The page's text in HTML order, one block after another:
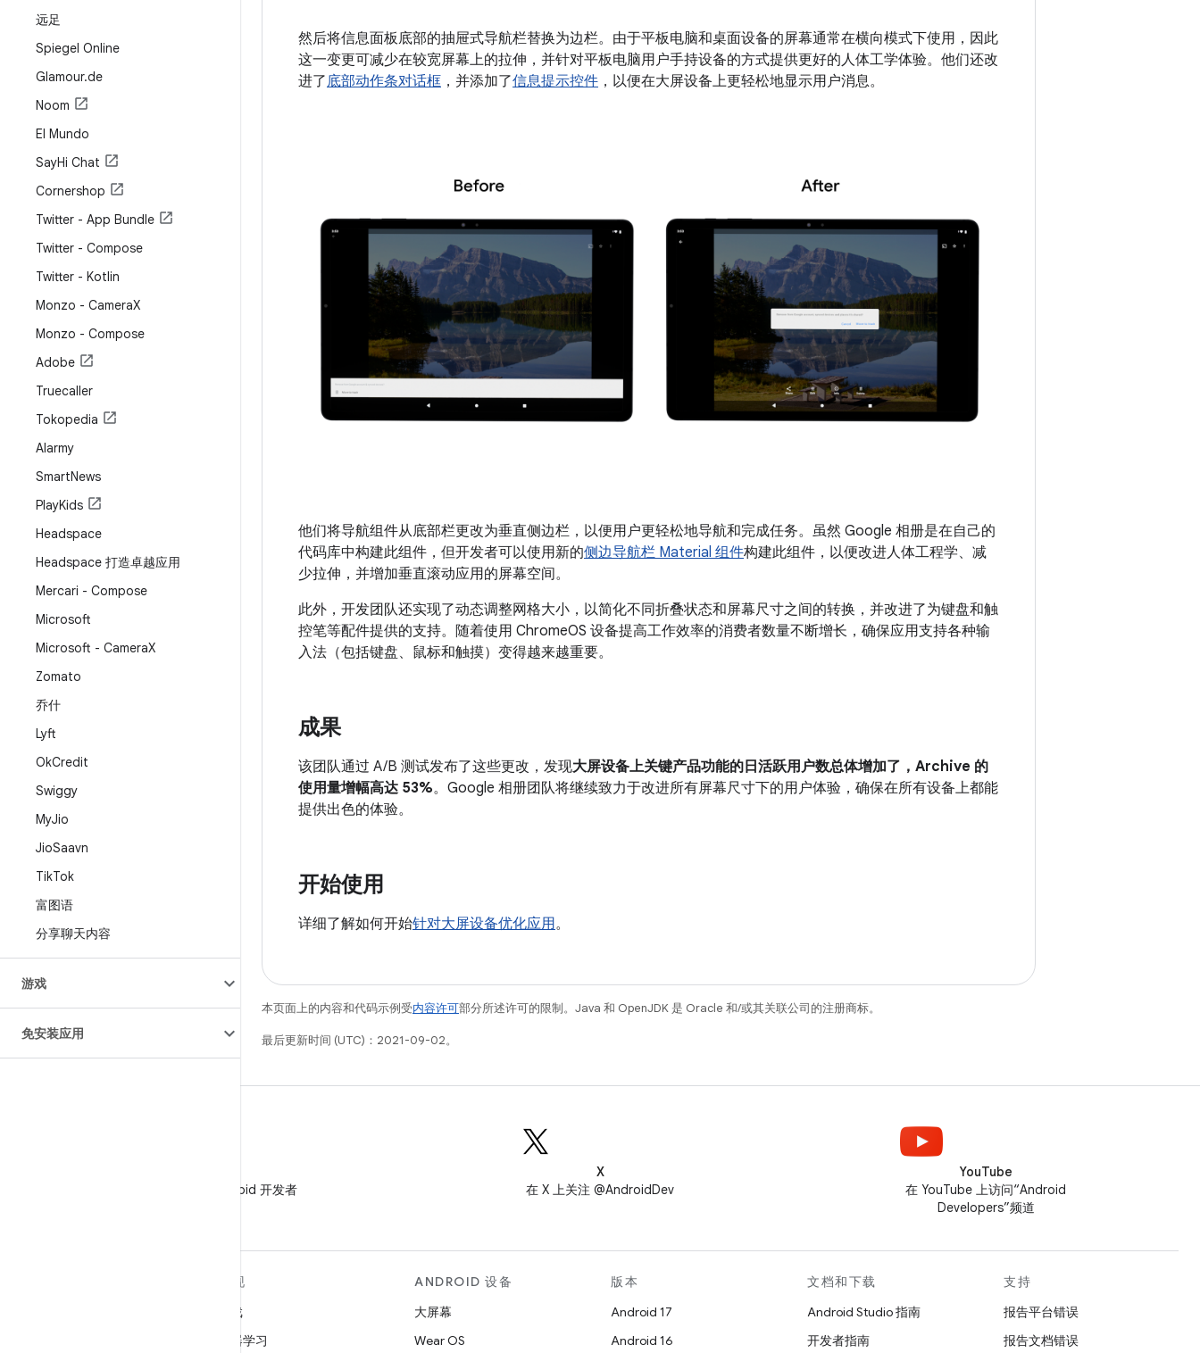
远足
Spiegel Online
Glamour.de
Noom
El Mundo
SayHi Chat
Cornershop
Twitter - App Bundle
Twitter - Compose
Twitter - Kotlin
Monzo - CameraX
Monzo - Compose
Adobe
Truecaller
Tokopedia
Alarmy
SmartNews
PlayKids
Headspace
Headspace 打造卓越应用
Mercari - Compose
Microsoft
Microsoft - CameraX
Zomato
乔什
Lyft
OkCredit
Swiggy
MyJio
JioSaavn
TikTok
富图语
分享聊天内容
游戏
免安装应用
然后将信息面板底部的抽屉式导航栏替换为边栏。由于平板电脑和桌面设备的屏幕通常在横向模式下使用，因此
这一变更可减少在较宽屏幕上的拉伸，并针对平板电脑用户手持设备的方式提供更好的人体工学体验。他们还改
进了底部动作条对话框 ，并添加了信息提示控件 ，以便在大屏设备上更轻松地显示用户消息。
他们将导航组件从底部栏更改为垂直侧边栏，以便用户更轻松地导航和完成任务。虽然 Google 相册是在自己的
代码库中构建此组件，但开发者可以使用新的侧边导航栏 Material 组件构建此组件，以便改进人体工程学、减
少拉伸，并增加垂直滚动应用的屏幕空间。
此外，开发团队还实现了动态调整网格大小，以简化不同折叠状态和屏幕尺寸之间的转换，并改进了为键盘和触
控笔等配件提供的支持。随着使用 ChromeOS 设备提高工作效率的消费者数量不断增长，确保应用支持各种输
入法（包括键盘、鼠标和触摸）变得越来越重要。
成果
该团队通过 A/B 测试发布了这些更改，发现大屏设备上关键产品功能的日活跃用户数总体增加了，Archive 的
使用量增幅高达 53%。Google 相册团队将继续致力于改进所有屏幕尺寸下的用户体验，确保在所有设备上都能
提供出色的体验。
开始使用
详细了解如何开始针对大屏设备优化应用。
本页面上的内容和代码示例受内容许可部分所述许可的限制。Java 和 OpenJDK 是 Oracle 和/或其关联公司的注册商标。
最后更新时间 (UTC)：2021-09-02。
在微信中关注 Android 开发者
X
在 X 上关注 @AndroidDev
YouTube
在 YouTube 上访问“Android
Developers”频道
发现
游戏
机器学习
ANDROID 设备
大屏幕
Wear OS
版本
Android 17
Android 16
文档和下载
Android Studio 指南
开发者指南
支持
报告平台错误
报告文档错误